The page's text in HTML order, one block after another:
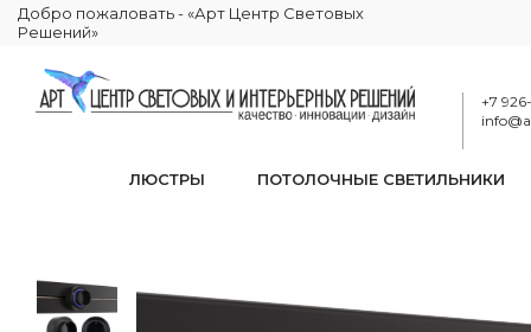
Добро пожаловать - «Арт Центр Световых
Решений»
+7
ЛЮСТРЫ ПОТОЛОЧНЫЕ СВЕТИЛЬНИКИ